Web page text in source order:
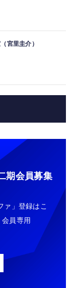
宮里圭介）
期会員募集
ァ」登録はこ
員専用